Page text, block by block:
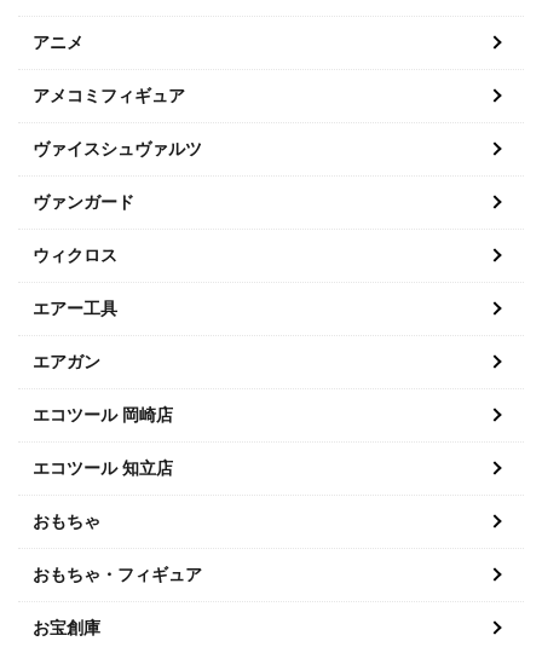
アニメ
アメコミフィギュア
ヴァイスシュヴァルツ
ヴァンガード
ウィクロス
エアー工具
エアガン
エコツール 岡崎店
エコツール 知立店
おもちゃ
おもちゃ・フィギュア
お宝創庫